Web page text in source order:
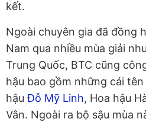
kết.
Ngoài chuyên gia đã đồng
Nam qua nhiều mùa giải
Trung Quốc, BTC cũng
hậu bao gồm những cái
hậuĐỗ Mỹ Linh, Hoa hậu
Vân. Ngoài ra bộ sậu mùa